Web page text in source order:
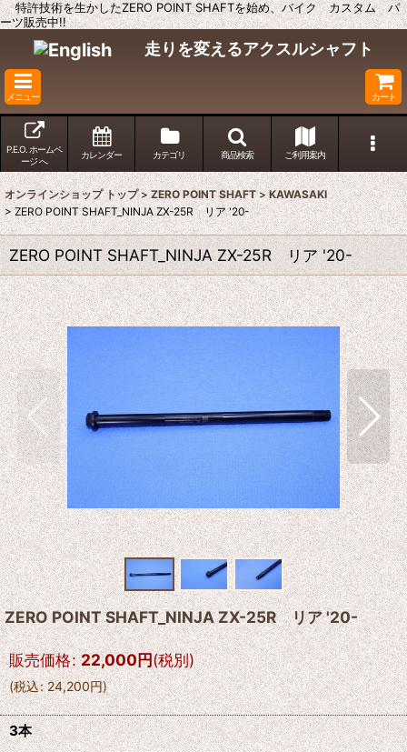
特許技術を生かしたZERO POINT SHAFTを始め、バイク カスタム パ
ーツ販売中!!
走りを変えるアクスルシャフト
メニュー カート
P.E.O. ホームペ
ージ へ
カレンダー カテゴリ 商品検索 ご利用案内
オンラインショップ トップ > ZERO POINT SHAFT > KAWASAKI
> ZERO POINT SHAFT_NINJA ZX-25R リア '20-
ZERO POINT SHAFT_NINJA ZX-25R リア '20-
ZERO POINT SHAFT_NINJA ZX-25R リア '20-
販売価格: 22,000円(税別)
(税込: 24,200円)
3本